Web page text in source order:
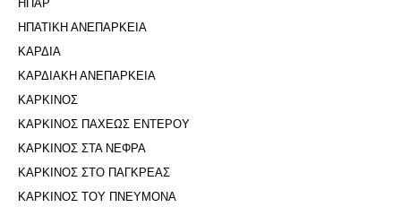
ΗΠΑΡ
ΗΠΑΤΙΚΗ ΑΝΕΠΑΡΚΕΙΑ
ΚΑΡΔΙΑ
ΚΑΡΔΙΑΚΗ ΑΝΕΠΑΡΚΕΙΑ
ΚΑΡΚΙΝΟΣ
ΚΑΡΚΙΝΟΣ ΠΑΧΕΩΣ ΕΝΤΕΡΟΥ
ΚΑΡΚΙΝΟΣ ΣΤΑ ΝΕΦΡΑ
ΚΑΡΚΙΝΟΣ ΣΤΟ ΠΑΓΚΡΕΑΣ
ΚΑΡΚΙΝΟΣ ΤΟΥ ΠΝΕΥΜΟΝΑ